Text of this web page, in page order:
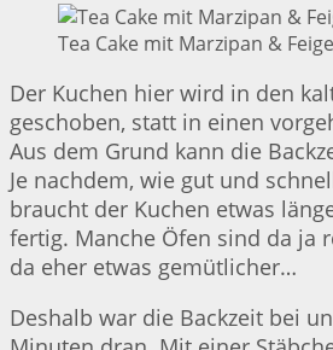
Tea Cake mit Marzipan &
Der Kuchen hier wird in den
geschoben, statt in einen
Aus dem Grund kann die
Je nachdem, wie gut und
braucht der Kuchen etwas
fertig. Manche Öfen sind da ja
da eher etwas gemütlicher…
Deshalb war die Backzeit bei